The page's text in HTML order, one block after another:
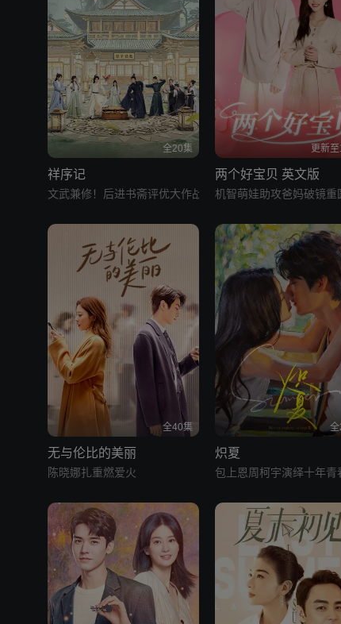
全20集
祥序记
文武兼修！后进书斋评优大作战
更新
两个好宝贝 英文版
机智萌娃助攻爸妈破镜重
全40集
无与伦比的美丽
陈晓娜扎重燃爱火
炽夏
包上恩周柯宇演绎十年青